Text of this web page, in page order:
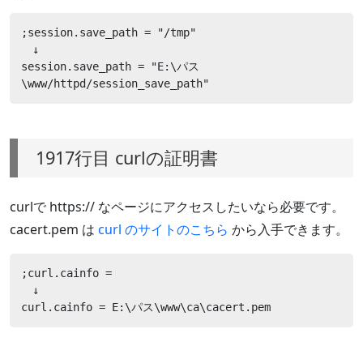
;session.save_path = "/tmp"
↓
session.save_path = "E:\パス
\www/httpd/session_save_path"
1917行目 curlの証明書
curlで https:// なページにアクセスしたいなら必要です。
cacert.pem は curl のサイトのこちら から入手できます。
;curl.cainfo =
↓
curl.cainfo = E:\パス\www\ca\cacert.pem